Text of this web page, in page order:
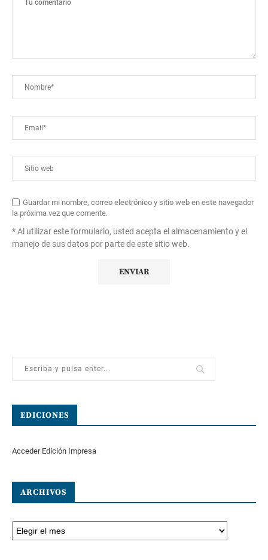
Guardar mi nombre, correo electrónico y sitio web en este navegador
la próxima vez que comente.
* Al utilizar este formulario, usted acepta el almacenamiento y el
manejo de sus datos por parte de este sitio web.
EDICIONES
Acceder Edición Impresa
ARCHIVOS